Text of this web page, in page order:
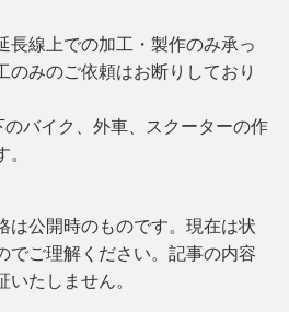
長線上での加工・製作のみ承っ
のみのご依頼はお断りしており
バイク、外車、スクーターの作
は公開時のものです。現在は状
でご理解ください。記事の内容
たしません。